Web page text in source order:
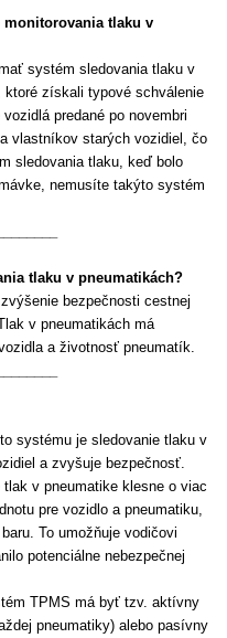
monitorovania tlaku v
systém sledovania tlaku v
získali typové schválenie
predané po novembri
vlastníkov starých vozidiel, čo
sledovania tlaku, keď bolo
nemusíte takýto systém
tlaku v pneumatikách?
bezpečnosti cestnej
v pneumatikách má
a životnosť pneumatík.
systému je sledovanie tlaku v
a zvyšuje bezpečnosť.
v pneumatike klesne o viac
pre vozidlo a pneumatiku,
To umožňuje vodičovi
potenciálne nebezpečnej
TPMS má byť tzv. aktívny
pneumatiky) alebo pasívny